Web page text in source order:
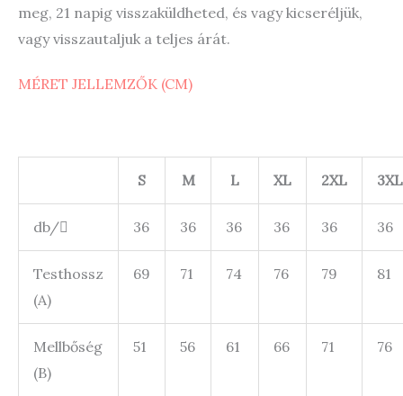
meg, 21 napig visszaküldheted, és vagy kicseréljük,
vagy visszautaljuk a teljes árát.
MÉRET JELLEMZŐK (CM)
S M L XL 2XL 3XL
db/ 36 36 36 36 36 36
Testhossz
(A)
69 71 74 76 79 81
Mellbőség
(B)
51 56 61 66 71 76